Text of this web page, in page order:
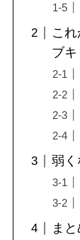
こ
ブキ
弱く
まと